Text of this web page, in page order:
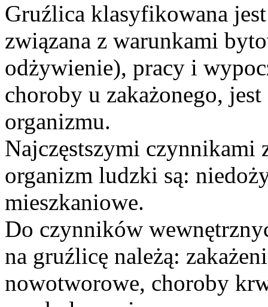
Gruźlica klasyfikowana
związana z warunkami
odżywienie), pracy i
choroby u zakażonego,
organizmu.
Najczęstszymi czynnikami
organizm ludzki są:
mieszkaniowe.
Do czynników
na gruźlicę należą:
nowotworowe, choroby